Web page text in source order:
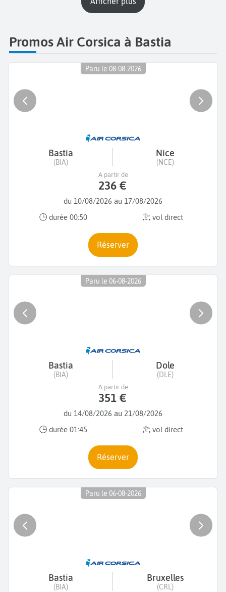
Promos Air Corsica à Bastia
Paru le 08-08-2026
Bastia
(BIA)
Nice
(NCE)
du 10/08/2026 au 17/08/2026
durée 00:50
vol direct
A partir de
236 €
Réserver
Paru le 06-08-2026
Bastia
(BIA)
Dole
(DLE)
du 14/08/2026 au 21/08/2026
durée 01:45
vol direct
A partir de
351 €
Réserver
Paru le 06-08-2026
Bastia
(BIA)
Bruxelles
(CRL)